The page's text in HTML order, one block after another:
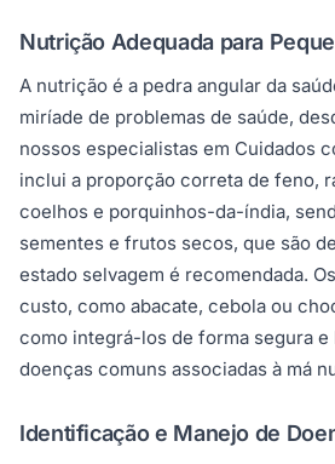
Nutrição Adequada para
A nutrição é a pedra angular da
miríade de problemas de saúde,
nossos especialistas em Cuidados
inclui a proporção correta de feno,
coelhos e porquinhos-da-índia,
sementes e frutos secos, que são
estado selvagem é recomendada.
custo, como abacate, cebola ou
como integrá-los de forma segura
doenças comuns associadas à má
Identificação e Manejo de